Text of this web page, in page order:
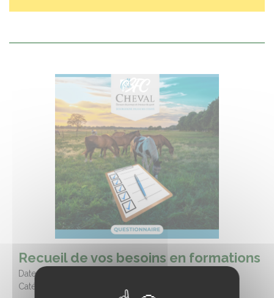
Recueil de vos besoins en formations
Date :
Catégorie :